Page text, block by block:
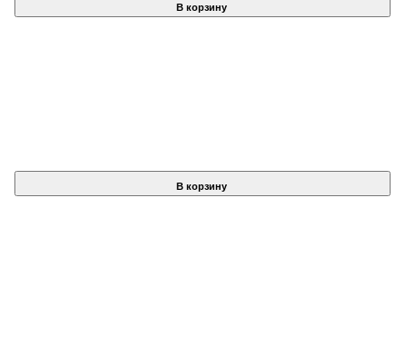
В корзину
В корзину